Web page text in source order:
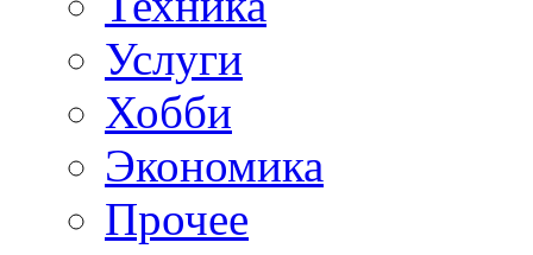
Услуги
Хобби
Экономика
Прочее